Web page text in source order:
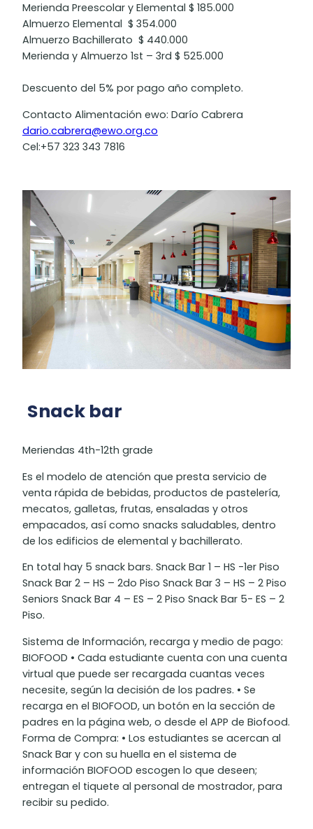
Merienda Preescolar y Elemental $ 185.000
Almuerzo Elemental $ 354.000
Almuerzo Bachillerato $ 440.000
Merienda y Almuerzo 1st – 3rd $ 525.000
Descuento del 5% por pago año completo.
Contacto Alimentación ewo: Darío Cabrera
dario.cabrera@ewo.org.co
Cel:+57 323 343 7816
Snack bar
Meriendas 4th-12th grade
Es el modelo de atención que presta servicio de
venta rápida de bebidas, productos de pastelería,
mecatos, galletas, frutas, ensaladas y otros
empacados, así como snacks saludables, dentro
de los edificios de elemental y bachillerato.
En total hay 5 snack bars. Snack Bar 1 – HS -1er Piso
Snack Bar 2 – HS – 2do Piso Snack Bar 3 – HS – 2 Piso
Seniors Snack Bar 4 – ES – 2 Piso Snack Bar 5- ES – 2
Piso.
Sistema de Información, recarga y medio de pago:
BIOFOOD • Cada estudiante cuenta con una cuenta
virtual que puede ser recargada cuantas veces
necesite, según la decisión de los padres. • Se
recarga en el BIOFOOD, un botón en la sección de
padres en la página web, o desde el APP de Biofood.
Forma de Compra: • Los estudiantes se acercan al
Snack Bar y con su huella en el sistema de
información BIOFOOD escogen lo que deseen;
entregan el tiquete al personal de mostrador, para
recibir su pedido.